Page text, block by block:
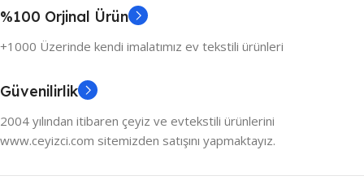
%100 Orjinal Ürün
+1000 Üzerinde kendi imalatımız ev tekstili ürünleri
Güvenilirlik
2004 yılından itibaren çeyiz ve evtekstili ürünlerini
www.ceyizci.com sitemizden satışını yapmaktayız.